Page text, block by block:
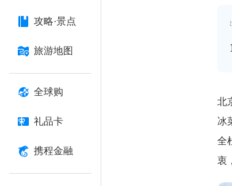
攻略·景点
旅游地图
全球购
礼品卡
携程金融
北
冰
全
衷